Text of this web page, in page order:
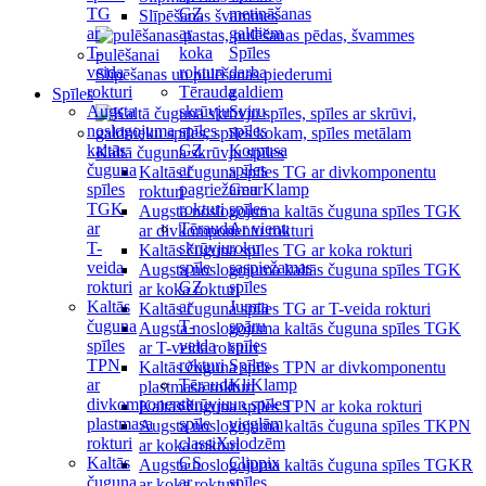
TG
ar
T-
veida
rokturi
Augsta
noslogojuma
kaltās
čuguna
spīles
TGK
ar
T-
veida
rokturi
Kaltās
čuguna
spīles
TPN
ar
divkomponentu
plastmasa
rokturi
Kaltās
čuguna
GZ
ar
koka
rokturi
Tērauda
skrūvju
spīles
GZ
ar
pagriežamu
rokturi
Tērauda
skrūvju
spīle
GZ
ar
T-
veida
rokturi
Tērauda
skrūvju
spīle
classiX
GS
ar
metināšanas
galdiem
Spīles
darba
galdiem
Sviru
spīles
Korpusa
spīles
GearKlamp
spīles
Ar vienu
roku
saspiežamas
spīles
Jumta
spāru
spīles
Spīles
KliKlamp
un spīles
vieglām
slodzēm
Clippix
spīles
Slīpēšanas švammes
Slīpēšanas un pulēšanas piederumi
Spīles
Kaltā čuguna skrūvju spīles
Kaltās čuguna spīles TG ar divkomponentu
rokturi
Augsta noslogojuma kaltās čuguna spīles TGK
ar divkomponentu rokturi
Kaltās čuguna spīles TG ar koka rokturi
Augsta noslogojuma kaltās čuguna spīles TGK
ar koka rokturi
Kaltās čuguna spīles TG ar T-veida rokturi
Augsta noslogojuma kaltās čuguna spīles TGK
ar T-veida rokturi
Kaltās čuguna spīles TPN ar divkomponentu
plastmasa rokturi
Kaltās čuguna spīles TPN ar koka rokturi
Augsta noslogojuma kaltās čuguna spīles TKPN
ar koka rokturi
Augsta noslogojuma kaltās čuguna spīles TGKR